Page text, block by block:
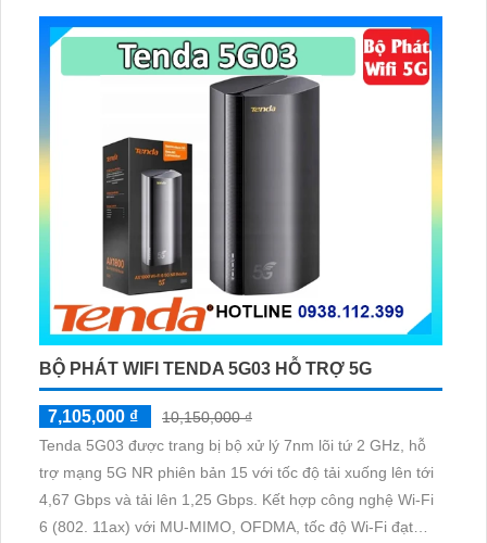
BỘ PHÁT WIFI TENDA 5G03 HỖ TRỢ 5G
7,105,000 ₫
10,150,000 ₫
Tenda 5G03 được trang bị bộ xử lý 7nm lõi tứ 2 GHz, hỗ
trợ mạng 5G NR phiên bản 15 với tốc độ tải xuống lên tới
4,67 Gbps và tải lên 1,25 Gbps. Kết hợp công nghệ Wi-Fi
6 (802. 11ax) với MU-MIMO, OFDMA, tốc độ Wi-Fi đạt